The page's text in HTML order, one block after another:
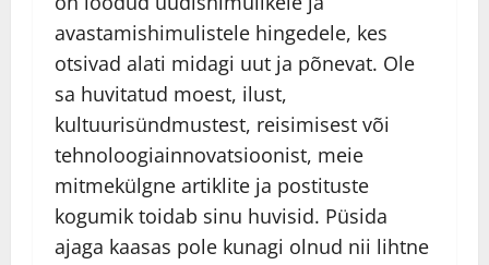
avastamishimulistele hingedele, kes
otsivad alati midagi uut ja põnevat. Ole
sa huvitatud moest, ilust,
kultuurisündmustest, reisimisest või
tehnoloogiainnovatsioonist, meie
mitmekülgne artiklite ja postituste
kogumik toidab sinu huvisid. Püsida
ajaga kaasas pole kunagi olnud nii lihtne